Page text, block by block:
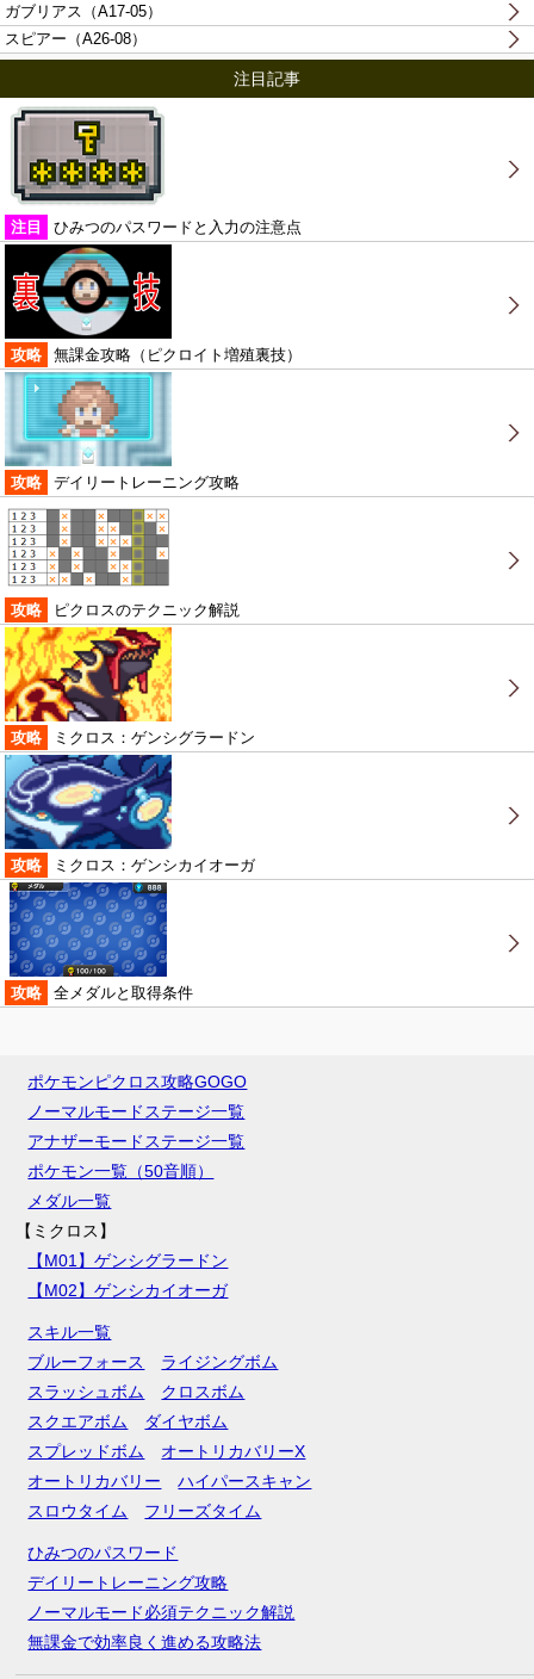
ガブリアス（A17-05）
スピアー（A26-08）
注目記事
注目 ひみつのパスワードと入力の注意点
攻略 無課金攻略（ピクロイト増殖裏技）
攻略 デイリートレーニング攻略
攻略 ピクロスのテクニック解説
攻略 ミクロス：ゲンシグラードン
攻略 ミクロス：ゲンシカイオーガ
攻略 全メダルと取得条件
ポケモンピクロス攻略GOGO
ノーマルモードステージ一覧
アナザーモードステージ一覧
ポケモン一覧（50音順）
メダル一覧
【ミクロス】
【M01】ゲンシグラードン
【M02】ゲンシカイオーガ
スキル一覧
ブルーフォース
ライジングボム
スラッシュボム
クロスボム
スクエアボム
ダイヤボム
スプレッドボム
オートリカバリーX
オートリカバリー
ハイパースキャン
スロウタイム
フリーズタイム
ひみつのパスワード
デイリートレーニング攻略
ノーマルモード必須テクニック解説
無課金で効率良く進める攻略法